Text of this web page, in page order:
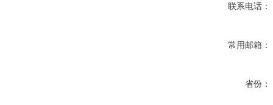
联系电话：
常用邮箱：
省份：